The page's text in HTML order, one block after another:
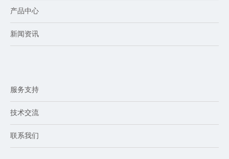
产品中心
新闻资讯
服务支持
技术交流
联系我们